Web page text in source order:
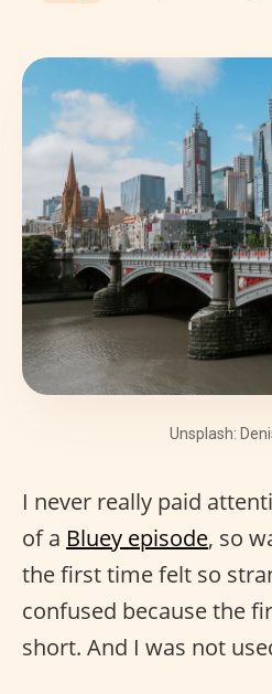
Unsplash:
I never really paid
of a Bluey episode, so
the first time felt so
confused because the
short. And I was not